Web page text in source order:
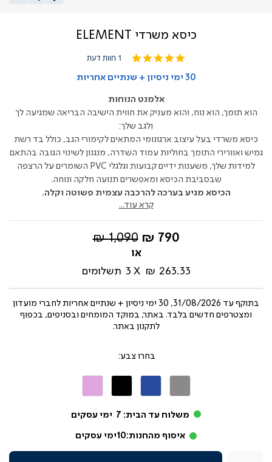
כיסא משרדי ELEMENT
5.0
rating
1 חוות דעת
30 ימי ניסיון + שנתיים אחריות
אלמנט הנוחות
הוא תומך, הוא נוח, והוא מעניק את חווית הישיבה הבריאה שמגיעה לך
ולגב שלך:
כיסא משרדי בעל עיצוב ארגונומי המתאים לקימורי הגב, כולל בד רשת
גמיש ואוורירי התומך בחוליות עמוד השדרה, מנגנון לשינוי הגובה בהתאם
למידות שלך, משענות ידיים קבועות וגלגלי PVC השומרים על הרצפה
שבסביבת הכיסא ומאפשרים תנועה חלקה ונוחה.
הכיסא מגיע בערכה להרכבה עצמית פשוטה וקלה.
קרא עוד...
החל
790 ₪
מחיר
רגיל
1,090 ₪
263.33 ₪
3 תשלומים
בתוקף עד
31/08/2026, 30 ימי ניסיון + שנתיים אחריות לחברי מועדון
ומצטרפים חדשים בלבד. באתר, במוקד המומחים ובסניפים, בכפוף
לתקנון באתר.
צבע
משלוח עד הבית: 7 ימי עסקים
איסוף מהחנות:10ימי עסקים